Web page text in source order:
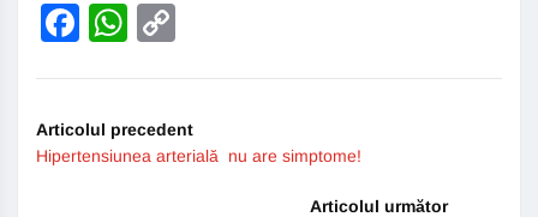
Facebook
WhatsApp
Articolul precedent
Hipertensiunea arterială nu are simptome!
Articolul următor